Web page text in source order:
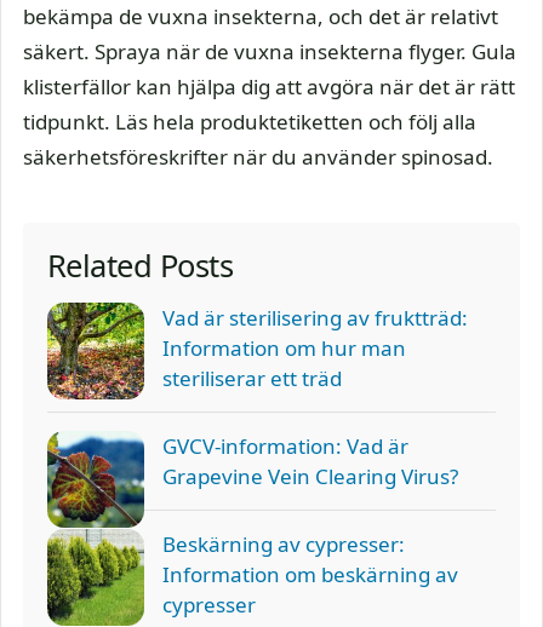
bekämpa de vuxna insekterna, och det är relativt
säkert. Spraya när de vuxna insekterna flyger. Gula
klisterfällor kan hjälpa dig att avgöra när det är rätt
tidpunkt. Läs hela produktetiketten och följ alla
säkerhetsföreskrifter när du använder spinosad.
Related Posts
Vad är sterilisering av fruktträd:
Information om hur man
steriliserar ett träd
GVCV-information: Vad är
Grapevine Vein Clearing Virus?
Beskärning av cypresser:
Information om beskärning av
cypresser